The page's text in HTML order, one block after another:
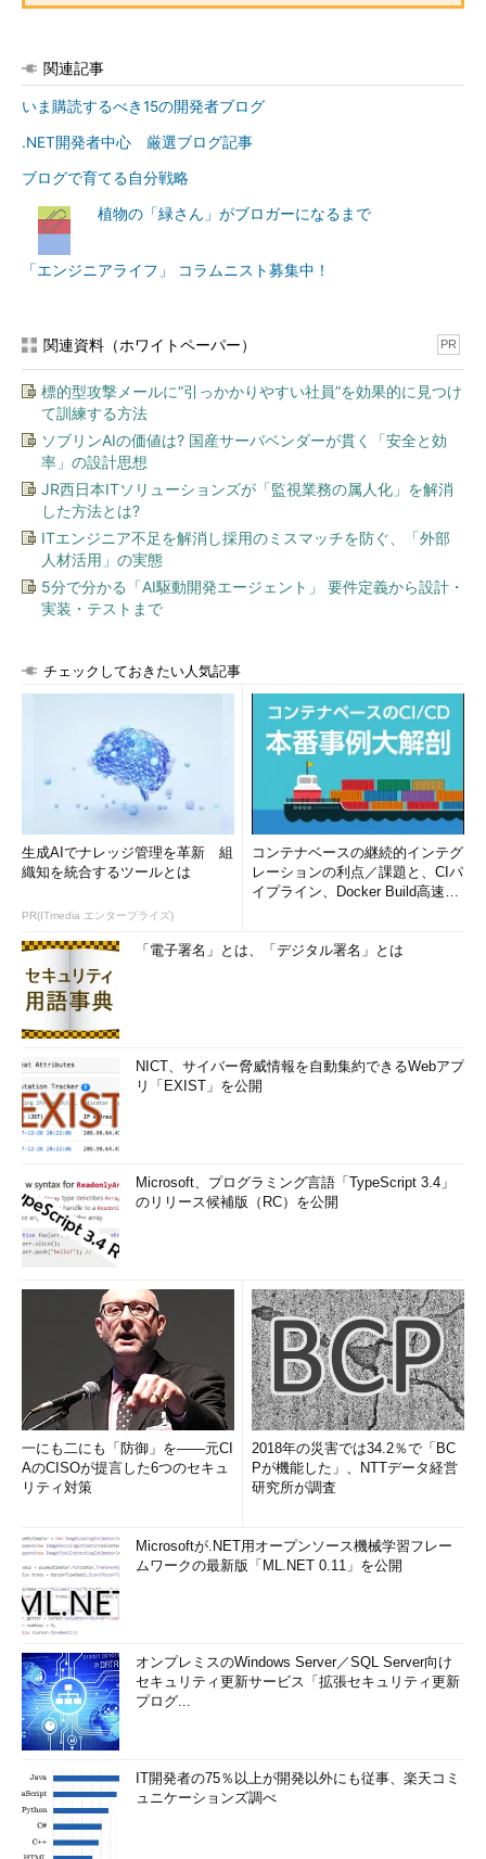
関連記事
いま購読するべき15の開発者ブログ
.NET開発者中心 厳選ブログ記事
ブログで育てる自分戦略
植物の「緑さん」がブロガーになるまで
「エンジニアライフ」 コラムニスト募集中！
関連資料（ホワイトペーパー） PR
標的型攻撃メールに“引っかかりやすい社員”を効果的に見つけ
て訓練する方法
ソブリンAIの価値は? 国産サーバベンダーが貫く「安全と効
率」の設計思想
JR西日本ITソリューションズが「監視業務の属人化」を解消
した方法とは?
ITエンジニア不足を解消し採用のミスマッチを防ぐ、「外部
人材活用」の実態
5分で分かる「AI駆動開発エージェント」 要件定義から設計・
実装・テストまで
チェックしておきたい人気記事
生成AIでナレッジ管理を革新 組
織知を統合するツールとは
PR(ITmedia エンタープライズ)
コンテナベースの継続的インテグ
レーションの利点／課題と、CIパ
イプライン、Docker Build高速化
「電子署名」とは、「デジタル署名」とは
NICT、サイバー脅威情報を自動集約できるWebアプ
リ「EXIST」を公開
Microsoft、プログラミング言語「TypeScript 3.4」
のリリース候補版（RC）を公開
一にも二にも「防御」を――元CI
AのCISOが提言した6つのセキュ
リティ対策
2018年の災害では34.2％で「BC
Pが機能した」、NTTデータ経営
研究所が調査
Microsoftが.NET用オープンソース機械学習フレー
ムワークの最新版「ML.NET 0.11」を公開
オンプレミスのWindows Server／SQL Server向け
セキュリティ更新サービス「拡張セキュリティ更新
プログ...
IT開発者の75％以上が開発以外にも従事、楽天コミ
ュニケーションズ調べ